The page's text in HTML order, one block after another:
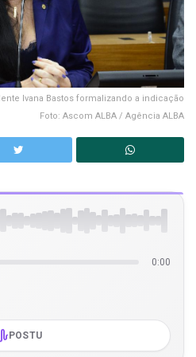
Ivana Bastos formalizando a indicação
Foto: Ascom ALBA / Agência ALBA
0:00
POSTU